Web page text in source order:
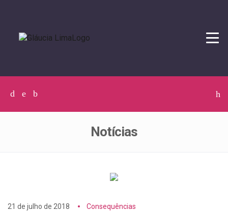
Facebook
TwitterInstagram
Notícias
21 de julho de 2018 Consequências